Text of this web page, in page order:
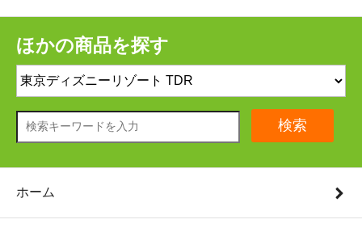
ほかの商品を探す
検索
ホーム